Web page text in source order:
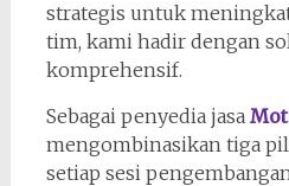
strategis untuk
tim, kami hadir dengan
komprehensif.
Sebagai penyedia jasa
mengombinasikan tiga
setiap sesi